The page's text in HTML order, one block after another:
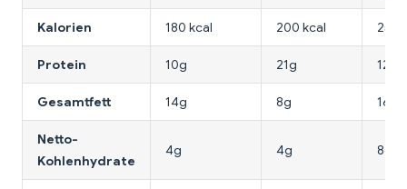
Kalorien 180 kcal 200 kcal 250
Protein 10g 21g 12g
Gesamtfett 14g 8g 16g
Netto-
Kohlenhydrate
4g 4g 8g